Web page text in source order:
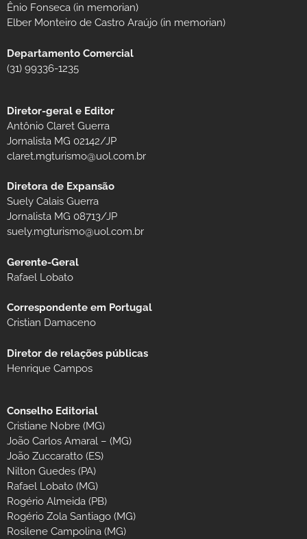
Ênio Fonseca (in memorian)
Elber Monteiro de Castro Araújo (in memorian)
Departamento Comercial
(31) 99336-1235
Diretor-geral e Editor
Antônio Claret Guerra
Jornalista MG 02142/JP
claret.mgturismo@uol.com.br
Diretora de Expansão
Suely Calais Guerra
Jornalista MG 08713/JP
suely.mgturismo@uol.com.br
Gerente-Geral
Rafael Lobato
Correspondente em Portugal
Cristian Damaceno
Diretor de relações públicas
Henrique Campos
Conselho Editorial
Cristiane Nobre (MG)
João Carlos Amaral – (MG)
João Zuccaratto (ES)
Nilton Guedes (PA)
Rafael Lobato (MG)
Rogério Almeida (PB)
Rogério Zola Santiago (MG)
Rosilene Campolina (MG)